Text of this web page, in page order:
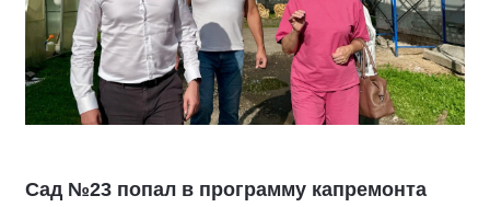
Сад №23 попал в программу капремонта